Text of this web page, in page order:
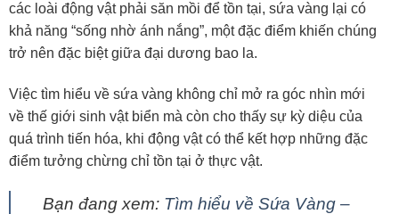
các loài động vật phải săn mồi để tồn tại, sứa vàng lại có
khả năng “sống nhờ ánh nắng”, một đặc điểm khiến chúng
trở nên đặc biệt giữa đại dương bao la.
Việc tìm hiểu về sứa vàng không chỉ mở ra góc nhìn mới
về thế giới sinh vật biển mà còn cho thấy sự kỳ diệu của
quá trình tiến hóa, khi động vật có thể kết hợp những đặc
điểm tưởng chừng chỉ tồn tại ở thực vật.
Bạn đang xem: Tìm hiểu về Sứa Vàng –